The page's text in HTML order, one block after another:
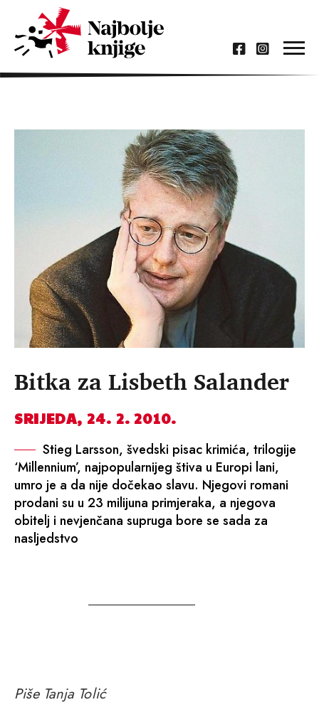
Bitka za Lisbeth Salander
SRIJEDA, 24. 2. 2010.
Stieg Larsson, švedski pisac krimića, trilogije
‘Millennium’, najpopularnijeg štiva u Europi lani,
umro je a da nije dočekao slavu. Njegovi romani
prodani su u 23 milijuna primjeraka, a njegova
obitelj i nevjenčana supruga bore se sada za
nasljedstvo
Piše Tanja Tolić